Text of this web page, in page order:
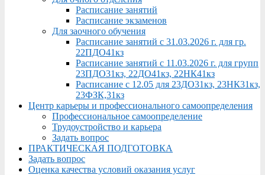
Расписание занятий
Расписание экзаменов
Для заочного обучения
Расписание занятий с 31.03.2026 г. для гр.
22ПДО41кз
Расписание занятий с 11.03.2026 г. для групп
23ПДО31кз, 22ДО41кз, 22НК41кз
Расписание с 12.05 для 23ДО31кз, 23НК31кз,
23ФЗК,31кз
Центр карьеры и профессионального самоопределения
Профессиональное самоопределение
Трудоустройство и карьера
Задать вопрос
ПРАКТИЧЕСКАЯ ПОДГОТОВКА
Задать вопрос
Оценка качества условий оказания услуг